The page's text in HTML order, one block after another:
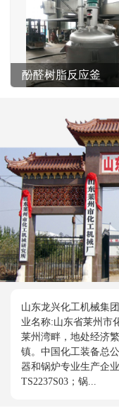
酚醛树脂反应釜
山东龙兴化工机械集
业名称:山东省莱州市
莱州湾畔，地处经济
镇。中国化工装备总
器和锅炉专业生产企
TS2237S03；锅...